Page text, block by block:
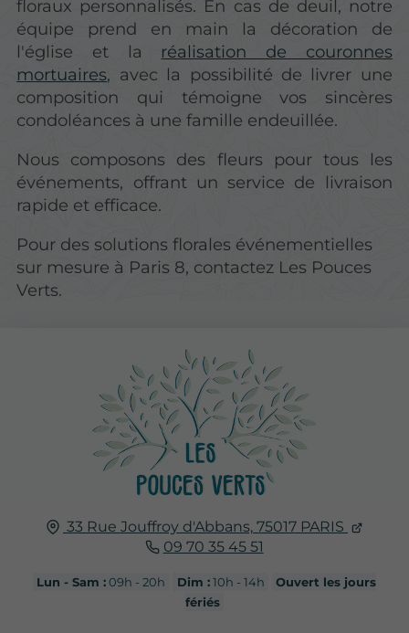
floraux personnalisés. En cas de deuil, notre
équipe prend en main la décoration de
l'église et la réalisation de couronnes
mortuaires, avec la possibilité de livrer une
composition qui témoigne vos sincères
condoléances à une famille endeuillée.
Nous composons des fleurs pour tous les
événements, offrant un service de livraison
rapide et efficace.
Pour des solutions florales événementielles
sur mesure à Paris 8, contactez Les Pouces
Verts.
33 Rue Jouffroy d'Abbans, 75017 PARIS
09 70 35 45 51
Lun - Sam :09h - 20h Dim :10h - 14h
Ouvert les jours
fériés